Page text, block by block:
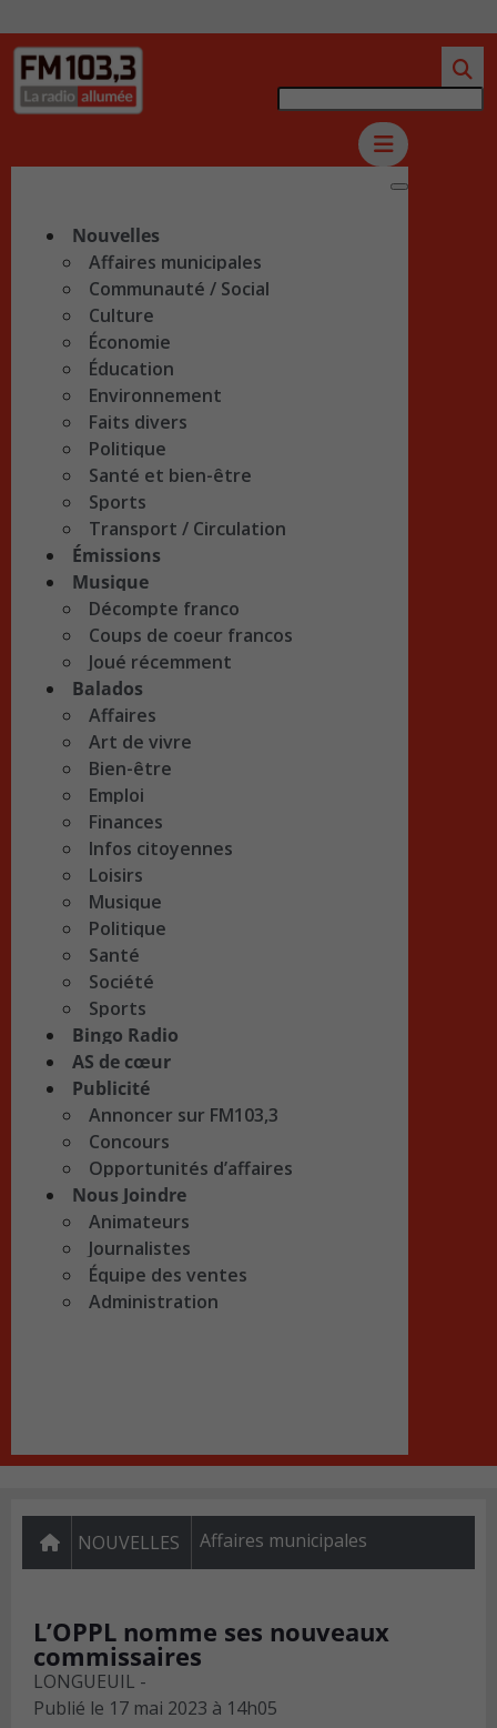
Nouvelles
Affaires municipales
Communauté / Social
Culture
Économie
Éducation
Environnement
Faits divers
Politique
Santé et bien-être
Sports
Transport / Circulation
Émissions
Musique
Décompte franco
Coups de coeur francos
Joué récemment
Balados
Affaires
Art de vivre
Bien-être
Emploi
Finances
Infos citoyennes
Loisirs
Musique
Politique
Santé
Société
Sports
Bingo Radio
AS de cœur
Publicité
Annoncer sur FM103,3
Concours
Opportunités d’affaires
Nous Joindre
Animateurs
Journalistes
Équipe des ventes
Administration
NOUVELLES Affaires municipales
L’OPPL nomme ses nouveaux
commissaires
LONGUEUIL -
Publié le 17 mai 2023 à 14h05